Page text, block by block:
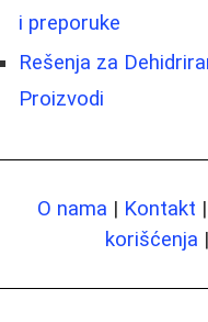
i preporuke
Rešenja za
Proizvodi
O nama | Kontakt |
korišćenja |